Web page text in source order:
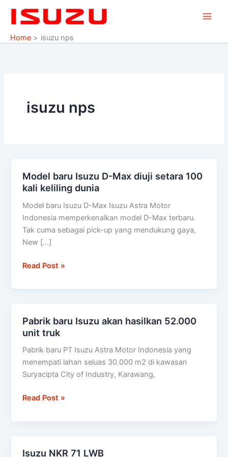
Home
isuzu nps
isuzu nps
Model baru Isuzu D-Max diuji setara 100
kali keliling dunia
Model baru Isuzu D-Max Isuzu Astra Motor
Indonesia memperkenalkan model D-Max terbaru.
Tak cuma sebagai pick-up yang mendukung gaya,
New […]
Model
baru
Isuzu
D-
Max
diuji
100
Read Post »
Pabrik baru Isuzu akan hasilkan 52.000
unit truk
Pabrik baru PT Isuzu Astra Motor Indonesia yang
menempati lahan seluas 30.000 m2 di kawasan
Suryacipta City of Industry, Karawang,
Pabrik
baru
Isuzu
hasilkan
unit
Read Post »
Isuzu NKR 71 LWB
Isuzu